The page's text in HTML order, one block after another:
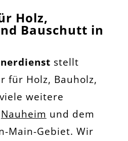
Holz,
Bauschutt in
stellt
für Holz, Bauholz,
weitere
Nauheim und dem
Main-Gebiet. Wir